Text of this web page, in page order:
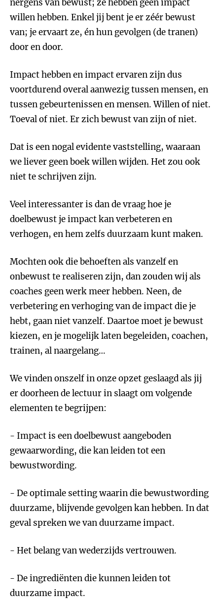
nergens van bewust; ze hebben geen impact
willen hebben. Enkel jij bent je er zéér bewust
van; je ervaart ze, én hun gevolgen (de tranen)
door en door.
Impact hebben en impact ervaren zijn dus
voortdurend overal aanwezig tussen mensen, en
tussen gebeurtenissen en mensen. Willen of niet.
Toeval of niet. Er zich bewust van zijn of niet.
Dat is een nogal evidente vaststelling, waaraan
we liever geen boek willen wijden. Het zou ook
niet te schrijven zijn.
Veel interessanter is dan de vraag hoe je
doelbewust je impact kan verbeteren en
verhogen, en hem zelfs duurzaam kunt maken.
Mochten ook die behoeften als vanzelf en
onbewust te realiseren zijn, dan zouden wij als
coaches geen werk meer hebben. Neen, de
verbetering en verhoging van de impact die je
hebt, gaan niet vanzelf. Daartoe moet je bewust
kiezen, en je mogelijk laten begeleiden, coachen,
trainen, al naargelang…
We vinden onszelf in onze opzet geslaagd als jij
er doorheen de lectuur in slaagt om volgende
elementen te begrijpen:
- Impact is een doelbewust aangeboden
gewaarwording, die kan leiden tot een
bewustwording.
- De optimale setting waarin die bewustwording
duurzame, blijvende gevolgen kan hebben. In dat
geval spreken we van duurzame impact.
- Het belang van wederzijds vertrouwen.
- De ingrediënten die kunnen leiden tot
duurzame impact.